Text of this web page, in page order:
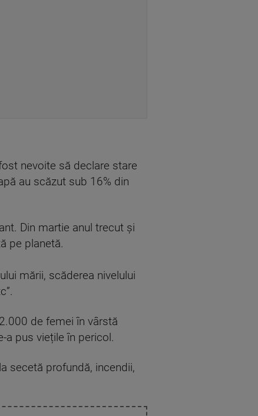
nevoite să declare stare
au scăzut sub 16% din
Din martie anul trecut şi
pe planetă.
mării, scăderea nivelului
de femei în vârstă
a pus viețile în pericol.
secetă profundă, incendii,